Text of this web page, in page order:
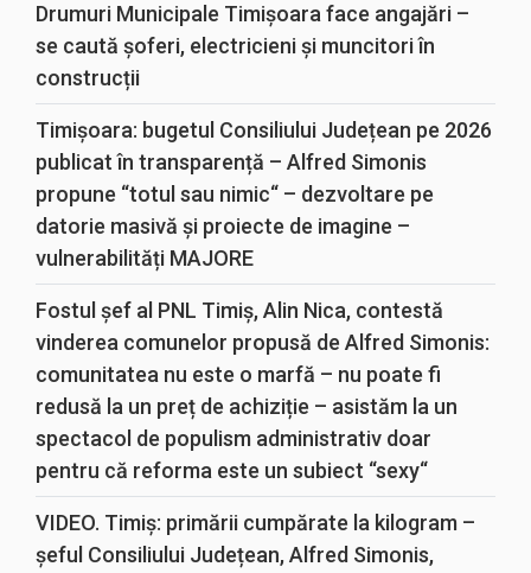
Drumuri Municipale Timișoara face angajări –
se caută șoferi, electricieni și muncitori în
construcții
Timișoara: bugetul Consiliului Județean pe 2026
publicat în transparență – Alfred Simonis
propune “totul sau nimic“ – dezvoltare pe
datorie masivă și proiecte de imagine –
vulnerabilități MAJORE
Fostul șef al PNL Timiș, Alin Nica, contestă
vinderea comunelor propusă de Alfred Simonis:
comunitatea nu este o marfă – nu poate fi
redusă la un preț de achiziție – asistăm la un
spectacol de populism administrativ doar
pentru că reforma este un subiect “sexy“
VIDEO. Timiș: primării cumpărate la kilogram –
șeful Consiliului Județean, Alfred Simonis,